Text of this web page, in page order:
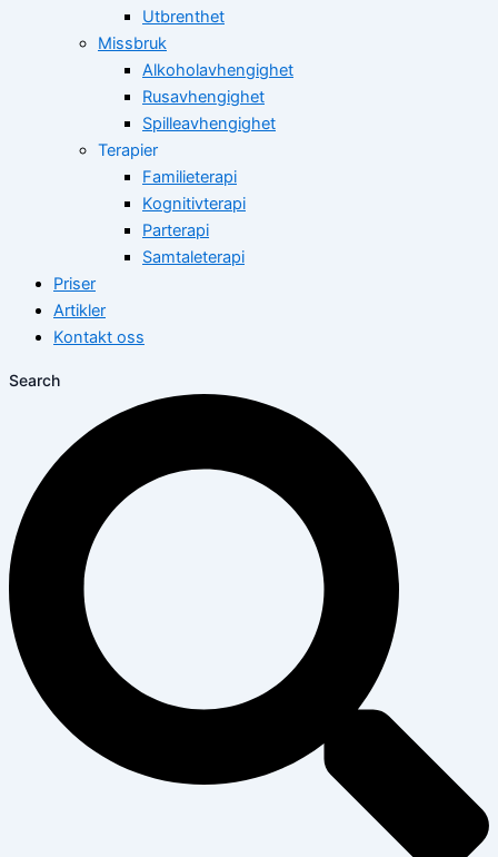
Utbrenthet
Missbruk
Alkoholavhengighet
Rusavhengighet
Spilleavhengighet
Terapier
Familieterapi
Kognitivterapi
Parterapi
Samtaleterapi
Priser
Artikler
Kontakt oss
Search